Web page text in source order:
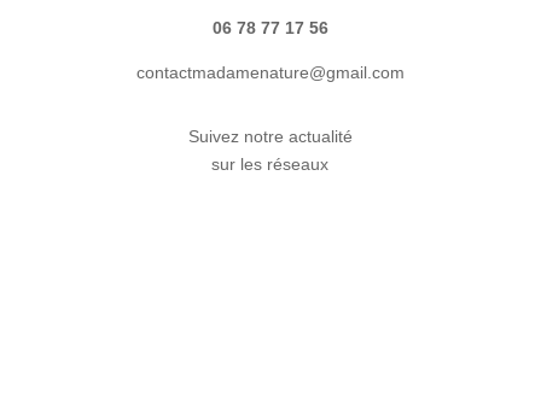
06 78 77 17 56
contactmadamenature@gmail.com
Suivez notre actualité
sur les réseaux